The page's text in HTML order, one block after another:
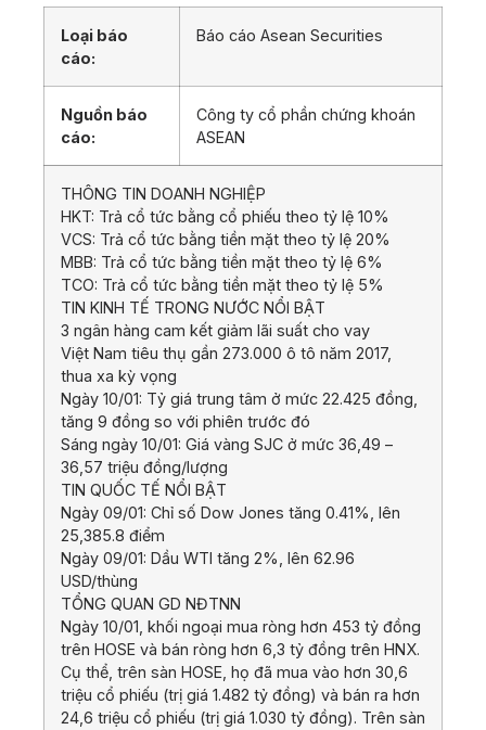
Loại báo
cáo:
Báo cáo Asean Securities
Nguồn báo
cáo:
Công ty cổ phần chứng khoán
ASEAN
THÔNG TIN DOANH NGHIỆP
HKT: Trả cổ tức bằng cổ phiếu theo tỷ lệ 10%
VCS: Trả cổ tức bằng tiền mặt theo tỷ lệ 20%
MBB: Trả cổ tức bằng tiền mặt theo tỷ lệ 6%
TCO: Trả cổ tức bằng tiền mặt theo tỷ lệ 5%
TIN KINH TẾ TRONG NƯỚC NỔI BẬT
3 ngân hàng cam kết giảm lãi suất cho vay
Việt Nam tiêu thụ gần 273.000 ô tô năm 2017,
thua xa kỳ vọng
Ngày 10/01: Tỷ giá trung tâm ở mức 22.425 đồng,
tăng 9 đồng so với phiên trước đó
Sáng ngày 10/01: Giá vàng SJC ở mức 36,49 –
36,57 triệu đồng/lượng
TIN QUỐC TẾ NỔI BẬT
Ngày 09/01: Chỉ số Dow Jones tăng 0.41%, lên
25,385.8 điểm
Ngày 09/01: Dầu WTI tăng 2%, lên 62.96
USD/thùng
TỔNG QUAN GD NĐTNN
Ngày 10/01, khối ngoại mua ròng hơn 453 tỷ đồng
trên HOSE và bán ròng hơn 6,3 tỷ đồng trên HNX.
Cụ thể, trên sàn HOSE, họ đã mua vào hơn 30,6
triệu cổ phiếu (trị giá 1.482 tỷ đồng) và bán ra hơn
24,6 triệu cổ phiếu (trị giá 1.030 tỷ đồng). Trên sàn